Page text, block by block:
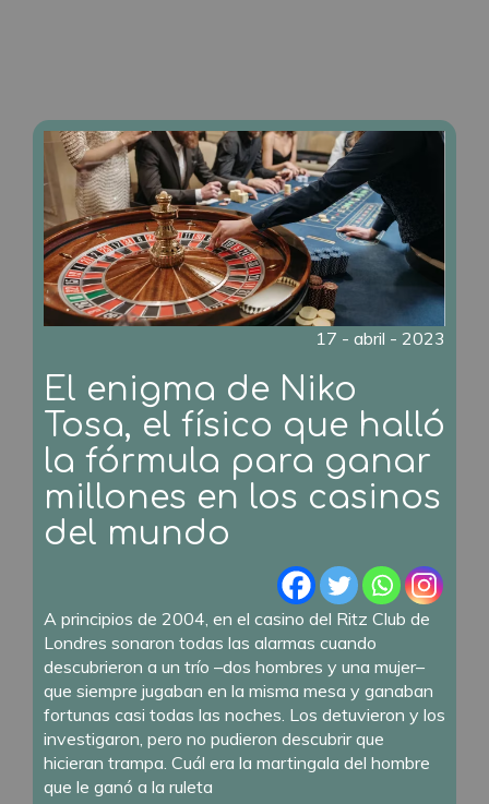
17 - abril - 2023
El enigma de Niko
Tosa, el físico que halló
la fórmula para ganar
millones en los casinos
del mundo
A principios de 2004, en el casino del Ritz Club de
Londres sonaron todas las alarmas cuando
descubrieron a un trío –dos hombres y una mujer–
que siempre jugaban en la misma mesa y ganaban
fortunas casi todas las noches. Los detuvieron y los
investigaron, pero no pudieron descubrir que
hicieran trampa. Cuál era la martingala del hombre
que le ganó a la ruleta